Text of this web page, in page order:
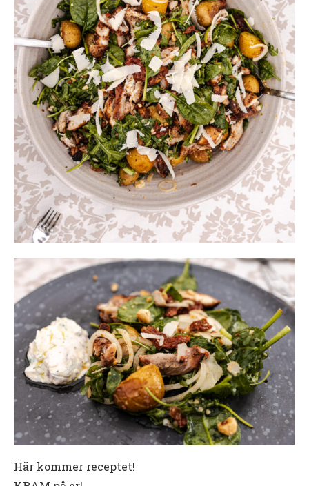
Här kommer receptet!